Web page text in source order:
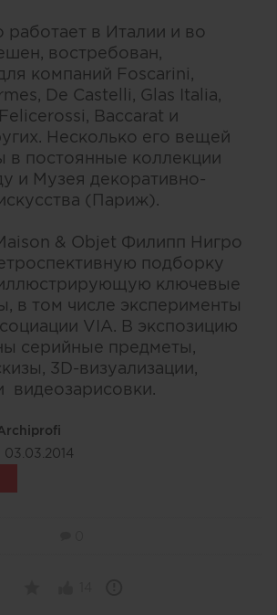
в Италии и во
востребован,
компаний Foscarini,
De Castelli, Glas Italia,
Baccarat и
Несколько его вещей
в постоянные коллекции
и Музея декоративно-
(Париж).
& Objet Филипп Нигро
подборку
ключевые
в том числе эксперименты
VIA. В экспозицию
серийные предметы,
3D-визуализации,
видеозарисовки.
03.03.2014